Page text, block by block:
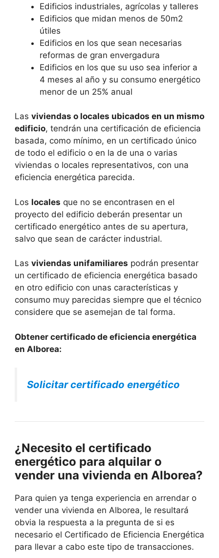
Edificios industriales, agrícolas y talleres
Edificios que midan menos de 50m2
útiles
Edificios en los que sean necesarias
reformas de gran envergadura
Edificios en los que su uso sea inferior a
4 meses al año y su consumo energético
menor de un 25% anual
Las viviendas o locales ubicados en un mismo
edificio, tendrán una certificación de eficiencia
basada, como mínimo, en un certificado único
de todo el edificio o en la de una o varias
viviendas o locales representativos, con una
eficiencia energética parecida.
Los locales que no se encontrasen en el
proyecto del edificio deberán presentar un
certificado energético antes de su apertura,
salvo que sean de carácter industrial.
Las viviendas unifamiliares podrán presentar
un certificado de eficiencia energética basado
en otro edificio con unas características y
consumo muy parecidas siempre que el técnico
considere que se asemejan de tal forma.
Obtener certificado de eficiencia energética
en Alborea:
Solicitar certificado energético
¿Necesito el certificado
energético para alquilar o
vender una vivienda en Alborea?
Para quien ya tenga experiencia en arrendar o
vender una vivienda en Alborea, le resultará
obvia la respuesta a la pregunta de si es
necesario el Certificado de Eficiencia Energética
para llevar a cabo este tipo de transacciones.